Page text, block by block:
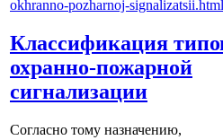
Классификация
охранно-пожарной
сигнализации
Согласно тому назначению,